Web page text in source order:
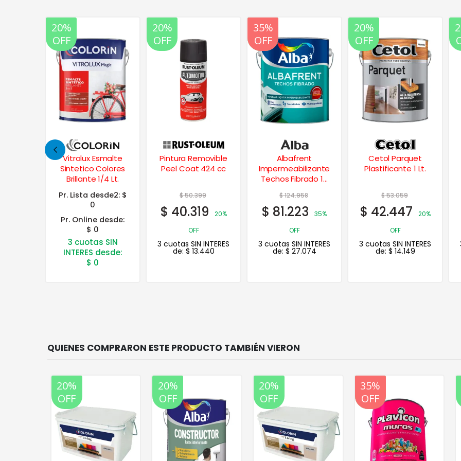
20%
OFF
Pintura Removible
Peel Coat 424 cc
$50.399
40.319
OFF
3 cuotas SIN INTERES
de:$13.440
20%
OFF
35%
OFF
Albafrent
Impermeabilizante
$124.958
$ 81.223
35%
OFF
3 cuotas SIN INTERES
de: $27.074
20%
OFF
Cetol Parquet
Plastificante 1 Lt.
$53.059
$42.447
20%
OFF
3 cuotas SIN INTERES
de:$ 14.149
20%
OFF
Acrylatex Latex
Interior Exterior 10
$87.059
$ 69.647
20%
OFF
3 cuotas SIN INTERES
de: $ 23.216
20%
OFF
20%
OFF
20%
OFF
20%
OFF
35%
OFF